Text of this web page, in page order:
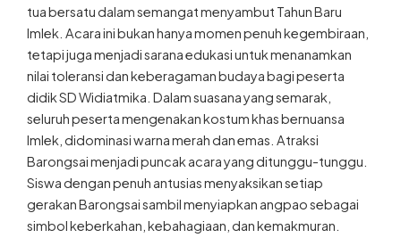
tua bersatu dalam semangat menyambut Tahun Baru
Imlek. Acara ini bukan hanya momen penuh kegembiraan,
tetapi juga menjadi sarana edukasi untuk menanamkan
nilai toleransi dan keberagaman budaya bagi peserta
didik SD Widiatmika. Dalam suasana yang semarak,
seluruh peserta mengenakan kostum khas bernuansa
Imlek, didominasi warna merah dan emas. Atraksi
Barongsai menjadi puncak acara yang ditunggu-tunggu.
Siswa dengan penuh antusias menyaksikan setiap
gerakan Barongsai sambil menyiapkan angpao sebagai
simbol keberkahan, kebahagiaan, dan kemakmuran.